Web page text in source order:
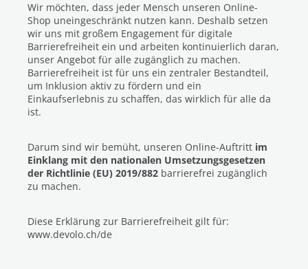
Wir möchten, dass jeder Mensch unseren Online-
Shop uneingeschränkt nutzen kann. Deshalb setzen
wir uns mit großem Engagement für digitale
Barrierefreiheit ein und arbeiten kontinuierlich daran,
unser Angebot für alle zugänglich zu machen.
Barrierefreiheit ist für uns ein zentraler Bestandteil,
um Inklusion aktiv zu fördern und ein
Einkaufserlebnis zu schaffen, das wirklich für alle da
ist.
Darum sind wir bemüht, unseren Online-Auftritt im
Einklang mit den nationalen Umsetzungsgesetzen
der Richtlinie (EU) 2019/882 barrierefrei zugänglich
zu machen.
Diese Erklärung zur Barrierefreiheit gilt für:
www.devolo.ch/de